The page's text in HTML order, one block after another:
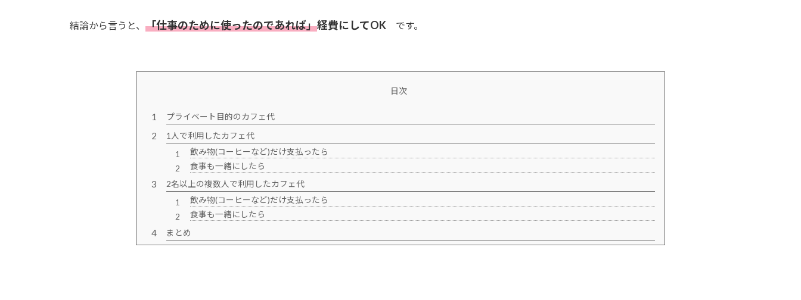
結論から言うと、 「仕事のために使ったのであれば」経費にしてOK です。
目次
プライベート目的のカフェ代
1人で利用したカフェ代
飲み物(コーヒーなど)だけ支払ったら
食事も一緒にしたら
2名以上の複数人で利用したカフェ代
飲み物(コーヒーなど)だけ支払ったら
食事も一緒にしたら
まとめ